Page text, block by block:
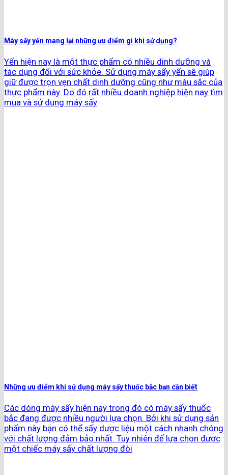
Máy sấy yến mang lại những ưu điểm gì khi sử dụng?
Yến hiện nay là một thực phẩm có nhiều dinh dưỡng và
tác dụng đối với sức khỏe. Sử dụng máy sấy yến sẽ giúp
giữ được trọn vẹn chất dinh dưỡng cũng như màu sắc của
thực phẩm này. Do đó rất nhiều doanh nghiệp hiện nay tìm
mua và sử dụng máy sấy
Những ưu điểm khi sử dụng máy sấy thuốc bắc bạn cần biết
Các dòng máy sấy hiện nay trong đó có máy sấy thuốc
bắc đang được nhiều người lựa chọn. Bởi khi sử dụng sản
phẩm này bạn có thể sấy dược liệu một cách nhanh chóng
với chất lượng đảm bảo nhất. Tuy nhiên để lựa chọn được
một chiếc máy sấy chất lượng đòi